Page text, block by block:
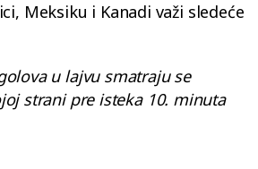
Meksiku i Kanadi važi sledeće
u lajvu smatraju se
strani pre isteka 10. minuta